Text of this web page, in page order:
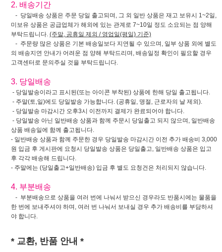
2. 배송기간
- 당일배송 상품은 주문 당일 출고되며, 그 외 일반 상품은 재고 보유시 1~2일,
미보유 상품은 공급업체가 해외에 있는 관계로 7~10일 정도 소요되는 점 양해
부탁드립니다. (주말, 공휴일 제외 / 영업일(평일) 기준)
- 주문량 많은 상품은 기본 배송일보다 지연될 수 있으며, 일부 상품 외에 별도
의 배송지연 안내가 어려운 점 양해 부탁드리며, 배송일정 확인이 필요할 경우
고객센터로 문의주실 것을 부탁드립니다.
3. 당일배송
- 당일발송이라고 표시된(또는 아이콘 부착된) 상품에 한해 당일 출고됩니다.
- 주말(토,일)에도 당일발송 가능합니다. (공휴일, 명절, 근로자의 날 제외).
- 당일발송 마감시간 오후3시 이전까지 결제가 완료되어야 합니다.
- 당일발송 아닌 일반배송 상품과 함께 주문시 당일출고 되지 않으며, 일반배송
상품 배송일에 함께 출고됩니다.
- 일반배송 상품과 함께 주문한 경우 당일발송 마감시간 이전 추가 배송비 3,000
원 입금 후 게시판에 요청시 당일발송 상품은 당일출고, 일반배송 상품은 입고
후 각각 배송해 드립니다.
- 주말에는 (당일출고+일반배송) 입금 후 별도 요청건은 처리되지 않습니다.
4. 부분배송
- 부분배송으로 상품을 여러 번에 나눠서 받으신 경우라도 반품시에는 물품을
한 번에 보내주셔야 하며, 여러 번 나눠서 보내실 경우 추가 배송비를 부담하셔
야 합니다.
* 교환, 반품 안내 *